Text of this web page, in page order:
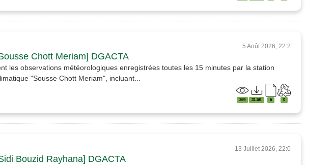
5 Août 2026, 22:2
Chott Meriam] DGACTA
les observations météorologiques enregistrées toutes les 15 minutes par la station
"Sousse Chott Meriam", incluant...
269 31.5K 6 0
13 Juillet 2026, 22:0
Bouzid Rayhana] DGACTA